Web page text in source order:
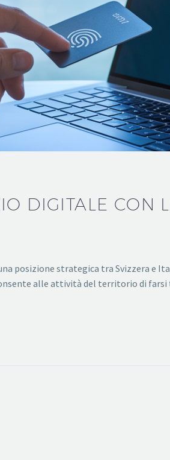
DIGITALE CON
posizione strategica tra Svizzera e
alle attività del territorio di